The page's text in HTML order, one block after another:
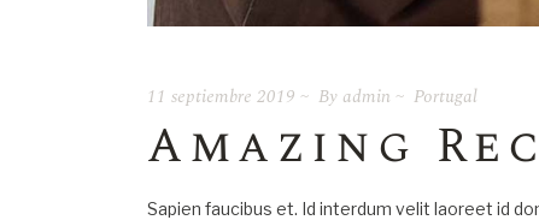
11 septiembre 2019 By admin Portugal
Amazing
Sapien faucibus et. Id interdum velit laoreet id